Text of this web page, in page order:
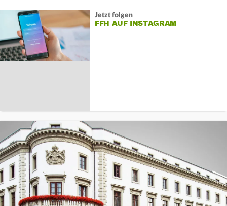
Jetzt folgen
FFH AUF INSTAGRAM